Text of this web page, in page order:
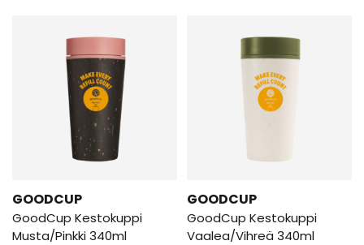
GOODCUP
GoodCup Kestokuppi
Musta/Pinkki 340ml
GOODCUP
GoodCup Kestokuppi
Vaalea/Vihreä 340ml